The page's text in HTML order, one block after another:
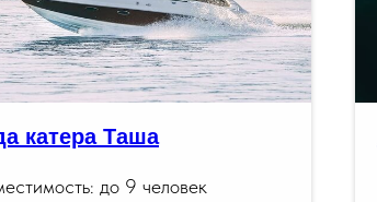
катера Таша
до 9 человек